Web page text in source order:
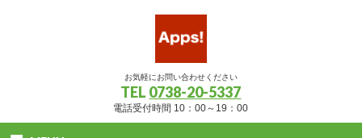
お気軽にお問い合わせください
TEL 0738-20-5337
電話受付時間 10：00～19：00